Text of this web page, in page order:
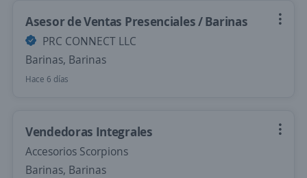
Asesor de Ventas Presenciales / Barinas
PRC CONNECT LLC
Barinas, Barinas
Hace 6 días
Vendedoras Integrales
Accesorios Scorpions
Barinas, Barinas